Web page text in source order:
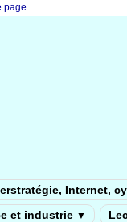
page
Internet,
et industrie ▼